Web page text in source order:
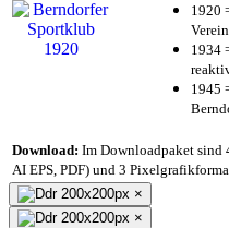
1920
1934
1945
Download: Im Downloadpaket sind
AI EPS, PDF) und 3
×
×